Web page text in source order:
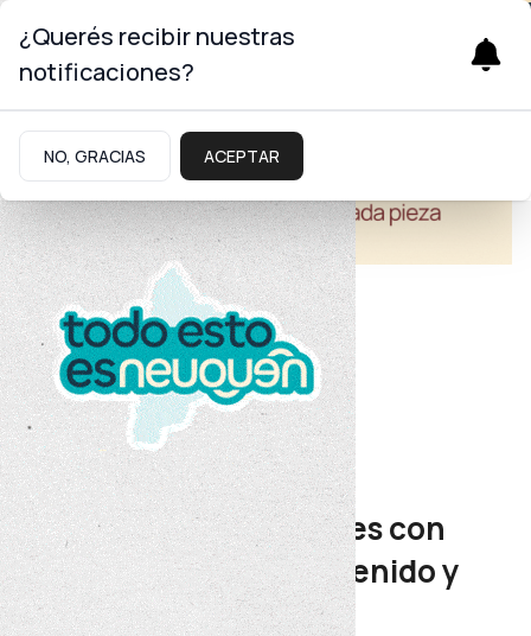
Educación
Educación Inicial
Fortalecen aprendizajes con
acompañamiento sostenido y
despliegue territorial
¿Querés recibir nuestras
notificaciones?
NO, GRACIAS ACEPTAR